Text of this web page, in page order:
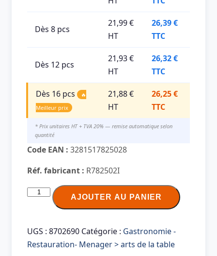
Dès 8 pcs
21,99 €
HT
26,39 €
TTC
Dès 12 pcs
21,93 €
HT
26,32 €
TTC
Dès 16 pcs
🔥
Meilleur prix
21,88 €
HT
26,25 €
TTC
* Prix unitaires HT + TVA 20% — remise automatique selon
quantité
Code EAN : 3281517825028
Réf. fabricant : R782502I
quantité
Nappe
jetable
AJOUTER AU PANIER
UGS : 8702690 Catégorie : Gastronomie -
Restauration- Menager > arts de la table